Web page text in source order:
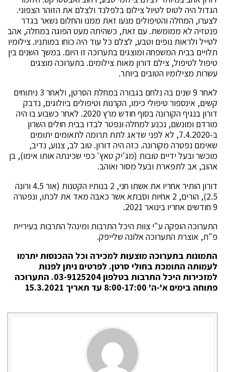
הגדול היה לטוס לטיול צילום בלפלנד ולצלם את הזוהר הצפוני.
לצערו, המחלה והטיפולים מנעו זאת ממנו והחלום נשאר בגדר
פנטזיה לא ממומשת. עם זאת, כשהיתה מעט הפוגה במחלה, אהב
לטייל ולראות נופים וטבע, לצלם כל עוד היה כוחו במותניו. צילומיו
תלויים בבית המשפחה ומוצגים בתערוכה זו היום. במשך השנים בין
טיפול לטיפול, צילם דורון מאות צילומים. בתערוכה מוצגים
עשרות מצילומיו הטובים ביותר.
לאחר 9 שנים בה נלחם בגבורה במחלת הסרטן, ולאחר 3 ניתוחים
קשים, אינספור טיפולי כימו, הקרנות וטיפולים ביולוגים, נדבק
דורון בנגיף הקורונה בסוף חודש מרץ 2020. לאחר כשבוע בו היה
מורדם ומונשם, נכנע למחלה ונפטר לבדו בבית חולים השרון
ב-7.4.2020, לא לפני שדאג לתת תרומה לתאומים יתומים
שאימם נפטרה מקורונה. כזה היה דורון. טוב לב, צנוע, נדיב,
מוכשר ובעל ידיים טובות (מג'יק טאץ' כפי שכינתה אותו אימו), בן
אהוב, אב לתפארת ובעל מסור ואוהב.
דורון הותיר אחריו את אשתו חני, 2 בנותיו הקטנות (אור 4.5 ורונה
2.5), הורים, 2 אחיות וסבתא אשר כאבה מאד את לכתו, ונפטרה
9 חודשים אחריו בינואר 2021.
התערוכה הופקה ע"י צוות היכל התרבות ומינהל התרבות בעיריית
פ"ת, אוצרת התערוכה אלונה שלייפק.
התמונות בתערוכה מוצעות למכירה וכל ההכנסות יתרמו
לעמותה התומכת בחולי סרטן. לפרטים ניתן לפנות
למזכירות היכל התרבות בטלפון 03-9125204. התערוכה
פתוחה בימים א'-ה' 8:00-17:00 עד תאריך 15.3.2021